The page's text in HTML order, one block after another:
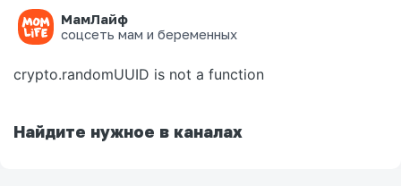
МамЛайф
соцсеть мам и беременных
Ошибка на странице
crypto.randomUUID is not a function
Найдите нужное в каналах